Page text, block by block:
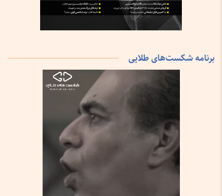
برنامه شکست‌های طلایی